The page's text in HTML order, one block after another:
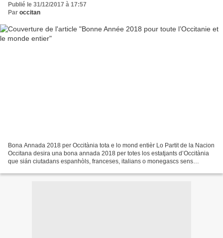
Publié le 31/12/2017 à 17:57
Par occitan
Bona Annada 2018 per Occitània tota e lo mond entièr Lo Partit de la Nacion
Occitana desira una bona annada 2018 per totes los estatjants d’Occitània
que sián ciutadans espanhòls, franceses, italians o monegascs sens